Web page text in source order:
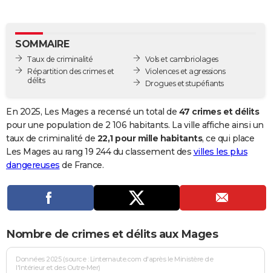
GUIDES D'ACHAT
BONS PLANS
Carte de Noël
Carte Bonne année
Carte Saint-Valentin
Carte Pâques
Carte d'anniversaire
DICTIONNAIRE
Dictionnaire
Biographies
Citations
Expressions
Proverbes
PROGRAMME TV
COPAINS D'AVANT
S'inscrire
Se connecter
Lycées
Collèges
Primaires
Universités
Entreprises
Service militaire
Avis de recherche
AVIS DE DÉCÈS
FORUM
Bricolage
Lifestyle
Culture
Sport
Auto
Television
Voyage
Cinema
SOMMAIRE
Taux de criminalité
Répartition des crimes et
délits
Vols et cambriolages
Violences et agressions
Drogues et stupéfiants
En 2025, Les Mages a recensé un total de 47 crimes et délits
pour une population de 2 106 habitants. La ville affiche ainsi un
taux de criminalité de 22,1 pour mille habitants, ce qui place
Les Mages au rang 19 244 du classement des villes les plus
dangereuses de France.
Nombre de crimes et délits aux Mages
Données 2025 (source : Linternaute.com d'après le Ministère de
l'Intérieur et des Outre-Mer)